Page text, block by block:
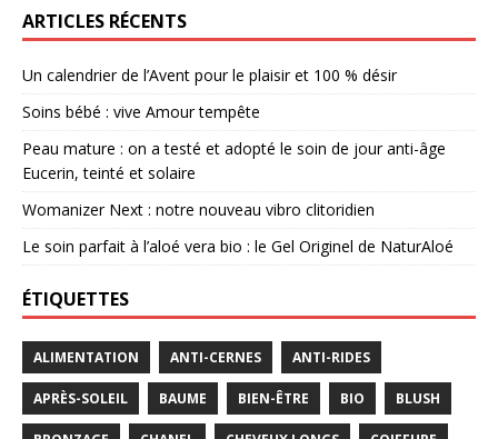
ARTICLES RÉCENTS
Un calendrier de l’Avent pour le plaisir et 100 % désir
Soins bébé : vive Amour tempête
Peau mature : on a testé et adopté le soin de jour anti-âge
Eucerin, teinté et solaire
Womanizer Next : notre nouveau vibro clitoridien
Le soin parfait à l’aloé vera bio : le Gel Originel de NaturAloé
ÉTIQUETTES
ALIMENTATION ANTI-CERNES ANTI-RIDES
APRÈS-SOLEIL BAUME BIEN-ÊTRE BIO BLUSH